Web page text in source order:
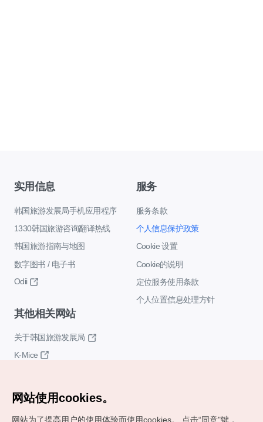
实用信息
韩国旅游发展局手机应用程序
1330韩国旅游咨询翻译热线
韩国旅游指南与地图
数字图书 / 电子书
Odii
服务
服务条款
个人信息保护政策
Cookie 设置
Cookie的说明
定位服务使用条款
个人位置信息处理方针
其他相关网站
关于韩国旅游发展局
K-Mice
网站使用cookies。
网站为了提高用户的使用体验而使用cookies。 点击“同意"键，